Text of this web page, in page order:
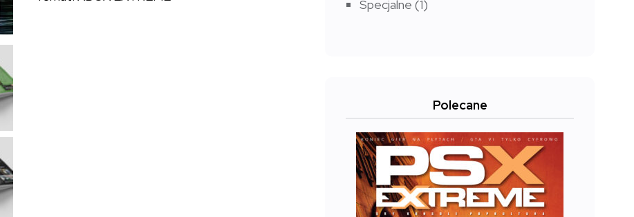
Specjalne (1)
Polecane